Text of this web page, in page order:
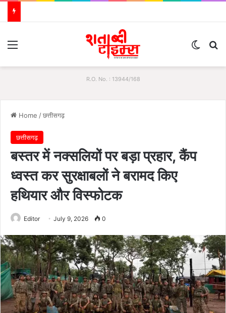
R.O. No. : 13944/168
Home /छत्तीसगढ़
छत्तीसगढ़
बस्तर में नक्सलियों पर बड़ा प्रहार, कैंप
ध्वस्त कर सुरक्षाबलों ने बरामद किए
हथियार और विस्फोटक
Editor July 9, 2026 0